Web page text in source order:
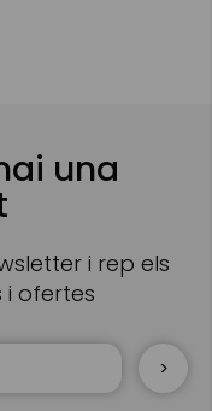
una
i rep els
i ofertes